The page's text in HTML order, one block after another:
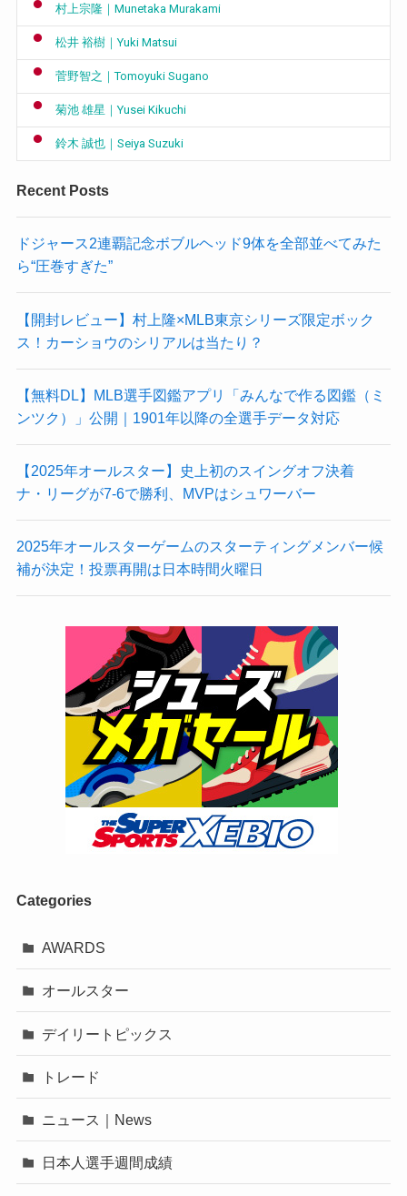
村上宗隆｜Munetaka Murakami
松井 裕樹｜Yuki Matsui
菅野智之｜Tomoyuki Sugano
菊池 雄星｜Yusei Kikuchi
鈴木 誠也｜Seiya Suzuki
Recent Posts
ドジャース2連覇記念ボブルヘッド9体を全部並べてみた
ら“圧巻すぎた”
【開封レビュー】村上隆×MLB東京シリーズ限定ボック
ス！カーショウのシリアルは当たり？
【無料DL】MLB選手図鑑アプリ「みんなで作る図鑑（ミ
ンツク）」公開｜1901年以降の全選手データ対応
【2025年オールスター】史上初のスイングオフ決着
ナ・リーグが7-6で勝利、MVPはシュワーバー
2025年オールスターゲームのスターティングメンバー候
補が決定！投票再開は日本時間火曜日
Categories
AWARDS
オールスター
デイリートピックス
トレード
ニュース｜News
日本人選手週間成績